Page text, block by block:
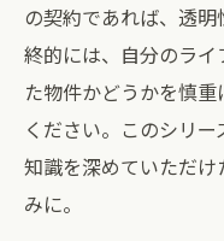
の契約であれば、透
終的には、自分のラ
た物件かどうかを慎
ください。このシリ
知識を深めていただ
みに。